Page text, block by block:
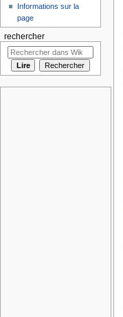
Informations sur la
page
rechercher